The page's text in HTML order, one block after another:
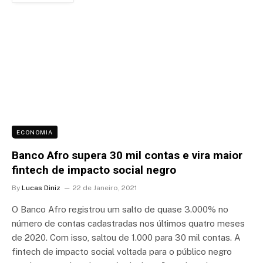
ECONOMIA
Banco Afro supera 30 mil contas e vira maior
fintech de impacto social negro
By Lucas Diniz 22 de Janeiro, 2021
O Banco Afro registrou um salto de quase 3.000% no
número de contas cadastradas nos últimos quatro meses
de 2020. Com isso, saltou de 1.000 para 30 mil contas. A
fintech de impacto social voltada para o público negro